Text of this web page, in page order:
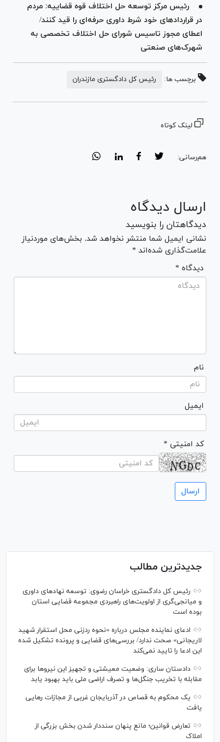
رئیس مرکز توسعه حل اختلاف قوه قضاییه: مردم
در قرارداد‌های خود شرط داوری حرفه‌ای را قید کنند/
اعطای مجوز تاسیس شورای حل اختلاف تخصصی به
شهرک‌های صنعتی
برچسب ها: رئیس کل دادگستری مازندران
لینک کوتاه
هم‌رسانی:
ارسال دیدگاه
دیدگاهتان را بنویسید
نشانی ایمیل شما منتشر نخواهد شد. بخش‌های موردنیاز
علامت‌گذاری شده‌اند *
* دیدگاه
نام
ایمیل
* کد امنیتی
جدیدترین مطالب
رئیس کل دادگستری خراسان رضوی: توسعه نهاد‌های داوری
و میانجی‌گری از اولویت‌های راهبردی مجموعه قضایی استان
بوده است
ادعای نماینده مجلس درباره «نحوه ردزنی محل استقرار شهید
لاریجانی» صحت ندارد/ بررسی‌های قضایی و پرونده تشکیل شده
این ادعا را تایید نمی‌کند
دادستان ساری: وضعیت معیشتی و تجهیز این نیرو‌ها برای
مقابله با تخریب جنگل‌ها و تصرف اراضی ملی باید بهبود یابد
یک محکوم به قصاص در آذربایجان‌ غربی از مجازات رهایی
یافت
تعارض قوانین؛ مانع پنهان سنددار شدن بخش بزرگی از
املاک